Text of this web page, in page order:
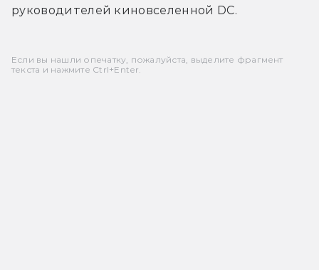
руководителей киновселенной DC.
Если вы нашли опечатку, пожалуйста, выделите фрагмент
текста и нажмите Ctrl+Enter.